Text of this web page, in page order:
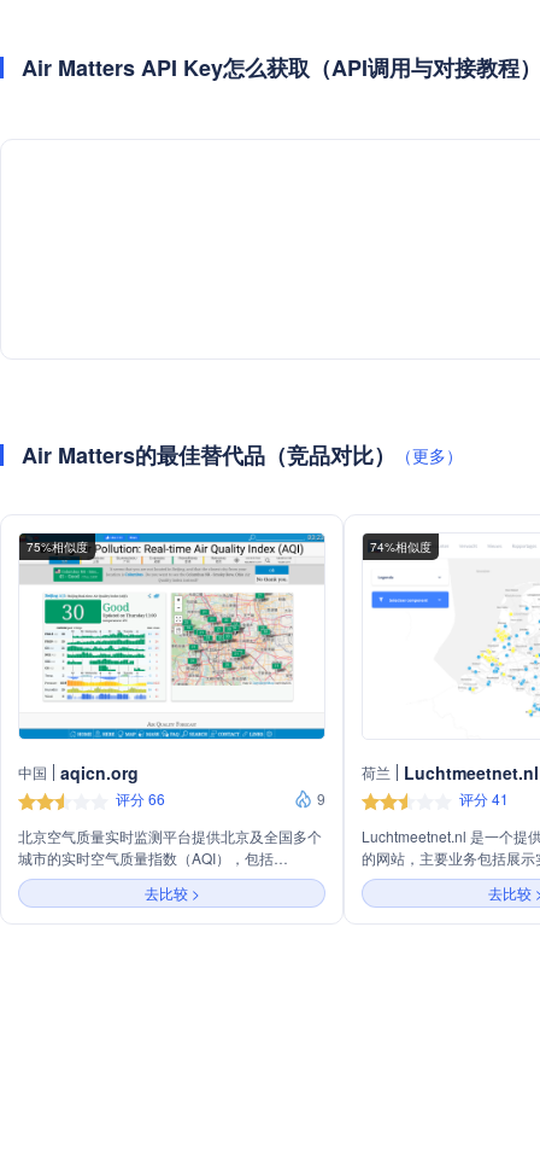
Air Matters API Key怎么获取（API调用与对接教程）
Air Matters的最佳替代品（竞品对比） （更多）
75%相似度
中国 aqicn.org
评分 66
9
北京空气质量实时监测平台提供北京及全国多个
城市的实时空气质量指数（AQI），包括
PM2.5、PM10、O3、NO2、SO2和CO等污染
物数据。平台还提供天气预报、空气质量预报以
及空气质量历史数据，助力公众了解和应对空气
去比较 >
74%相似度
荷兰 Luchtmeetnet.nl
评分 41
Luchtmeetnet.nl 是一个提
的网站，主要业务包括展
预测空气质量变化、发布
可以通过网站查看特定地
不同污染物的浓度水平。
去比较